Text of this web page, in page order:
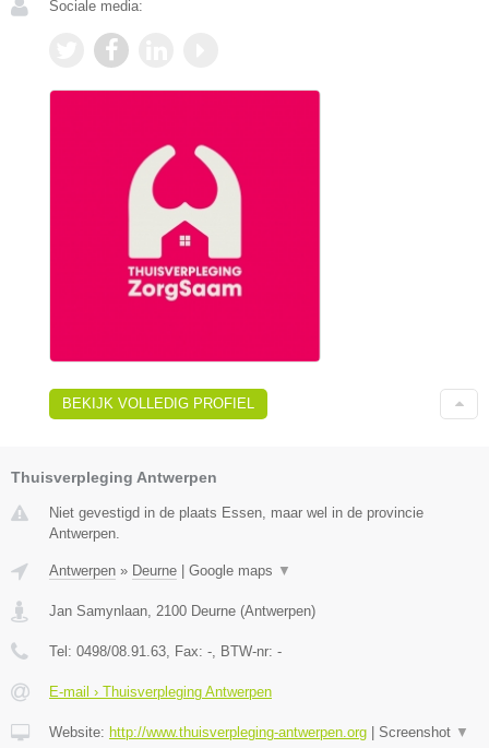
Sociale media:
BEKIJK VOLLEDIG PROFIEL
Thuisverpleging Antwerpen
Niet gevestigd in de plaats Essen, maar wel in de provincie
Antwerpen.
Antwerpen » Deurne Google maps ▼
Jan Samynlaan 2100 Deurne (Antwerpen)
Tel: 0498/08.91.63 , Fax: - , BTW-nr: -
E-mail › Thuisverpleging Antwerpen
Website: http://www.thuisverpleging-antwerpen.org Screenshot ▼